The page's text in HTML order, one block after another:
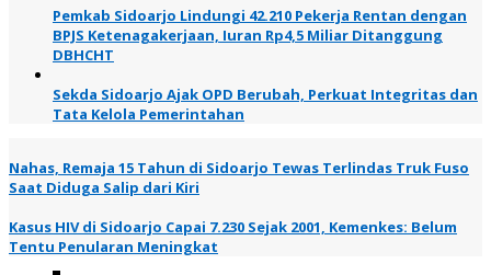
Pemkab Sidoarjo Lindungi 42.210 Pekerja Rentan dengan
BPJS Ketenagakerjaan, Iuran Rp4,5 Miliar Ditanggung
DBHCHT
Sekda Sidoarjo Ajak OPD Berubah, Perkuat Integritas dan
Tata Kelola Pemerintahan
Nahas, Remaja 15 Tahun di Sidoarjo Tewas Terlindas Truk Fuso
Saat Diduga Salip dari Kiri
Kasus HIV di Sidoarjo Capai 7.230 Sejak 2001, Kemenkes: Belum
Tentu Penularan Meningkat